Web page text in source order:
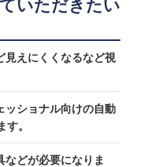
いただきたい
見えにくくなるなど視
ッショナル向けの自動
。
どが必要になりま